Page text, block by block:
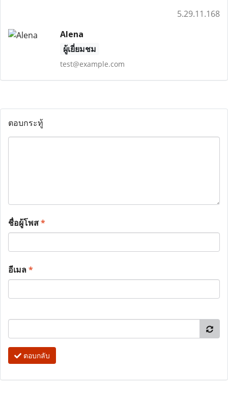
5.29.11.168
Alena
ผู้เยี่ยมชม
test@example.com
ตอบกระทู้
ชื่อผู้โพส*
อีเมล*
ตอบกลับ